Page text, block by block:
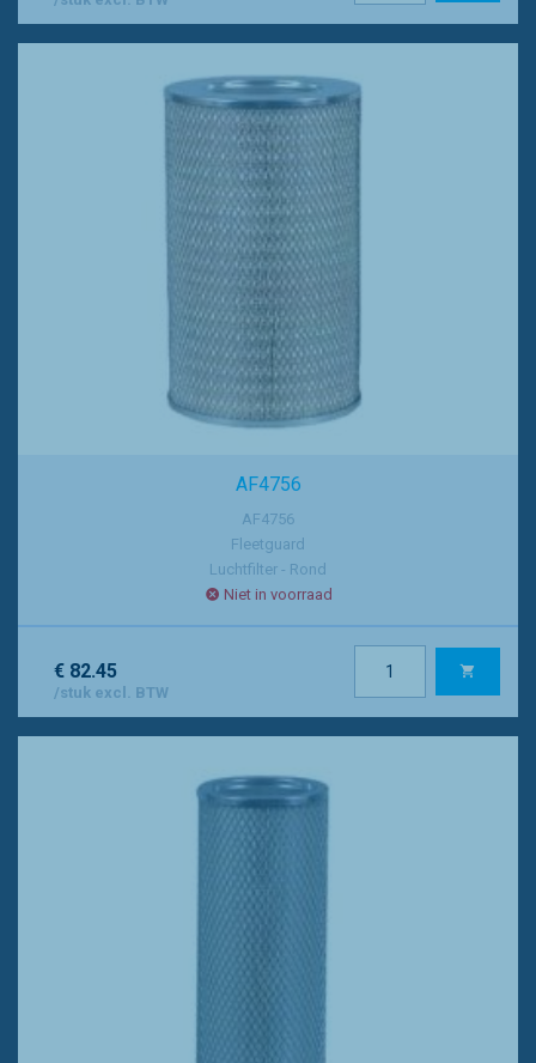
AF4756
AF4756
Fleetguard
Luchtfilter - Rond
Niet in voorraad
€ 82.45
/stuk excl. BTW